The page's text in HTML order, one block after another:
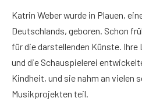
Katrin Weber wurde in Plauen,
Deutschlands, geboren. Schon
für die darstellenden Künste.
und die Schauspielerei
Kindheit, und sie nahm an vielen
Musikprojekten teil.